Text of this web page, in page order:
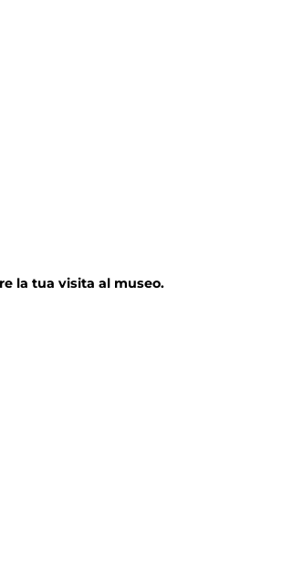
la tua visita al museo.